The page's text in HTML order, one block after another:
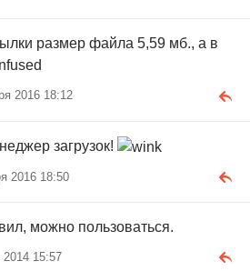
размер файла 5,59 мб., а в
2016 18:12
загрузок!
2016 18:50
можно пользоваться.
2014 15:57